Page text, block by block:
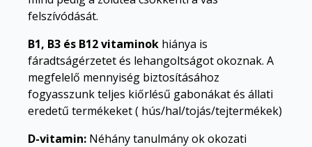
felszívódását.
B1, B3 és B12 vitaminok hiánya is
fáradtságérzetet és lehangoltságot okoznak. A
megfelelő mennyiség biztosításához
fogyasszunk teljes kiőrlésű gabonákat és állati
eredetű termékeket ( hús/hal/tojás/tejtermékek)
D-vitamin: Néhány tanulmány ok okozati